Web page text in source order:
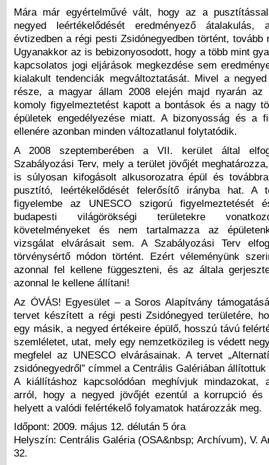
Mára már egyértelművé vált, hogy az a
negyed leértékelődését eredményező
évtizedben a régi pesti Zsidónegyedben történt, tovább
Ugyanakkor az is bebizonyosodott, hogy a több mint
kapcsolatos jogi eljárások megkezdése sem
kialakult tendenciák megváltoztatását. Mivel a
része, a magyar állam 2008 elején majd nyarán az
komoly figyelmeztetést kapott a bontások és a nagy
épületek engedélyezése miatt. A bizonyosság és a
ellenére azonban minden változatlanul folytatódik.
A 2008 szeptemberében a VII. kerület által
Szabályozási Terv, mely a terület jövőjét
is súlyosan kifogásolt alkusorozatra épül és
pusztító, leértékelődését felerősítő irányba hat. A
figyelembe az UNESCO szigorú figyelmeztetését
budapesti világörökségi területekre
követelményeket és nem tartalmazza az
vizsgálat elvárásait sem. A Szabályozási Terv
törvénysértő módon történt. Ezért véleményünk
azonnal fel kellene függeszteni, és az általa
azonnal le kellene állítani!
Az ÓVÁS! Egyesület – a Soros Alapítvány
tervet készített a régi pesti Zsidónegyed területére,
egy másik, a negyed értékeire épülő, hosszú távú
szemléletet, utat, mely egy nemzetközileg is védett
megfelel az UNESCO elvárásainak. A tervet
zsidónegyedről” címmel a Centrális Galériában állítottuk
A kiállításhoz kapcsolódóan meghívjuk mindazokat,
arról, hogy a negyed jövőjét ezentúl a korrupció és
helyett a valódi felértékelő folyamatok határozzák meg.
Időpont: 2009. május 12. délután 5 óra
Helyszín: Centrális Galéria (OSA&nbsp; Archívum), V.
32.